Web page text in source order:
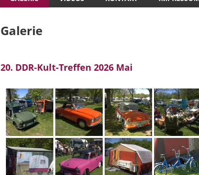
Galerie
20. DDR-Kult-Treffen 2026 Mai